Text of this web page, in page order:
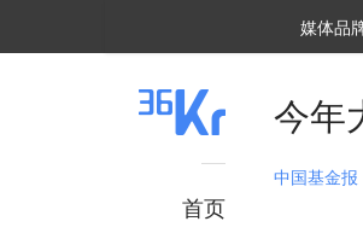
媒体品
首页
今年
中国基金报